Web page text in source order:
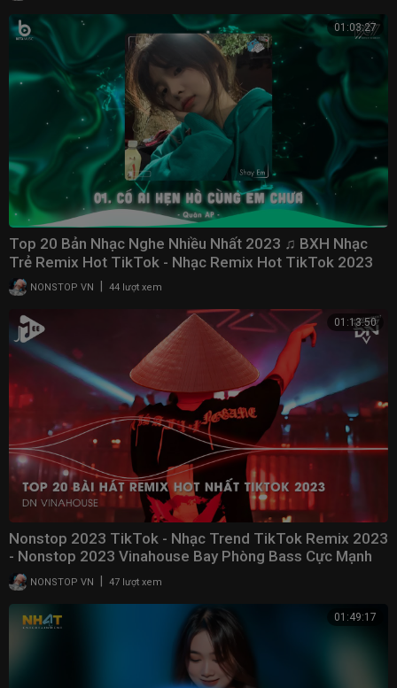
01:03:27
Top 20 Bản Nhạc Nghe Nhiều Nhất 2023 ♫ BXH Nhạc
Trẻ Remix Hot TikTok - Nhạc Remix Hot TikTok 2023
NONSTOP VN 44 lượt xem
01:13:50
Nonstop 2023 TikTok - Nhạc Trend TikTok Remix 2023
- Nonstop 2023 Vinahouse Bay Phòng Bass Cực Mạnh
NONSTOP VN 47 lượt xem
01:49:17